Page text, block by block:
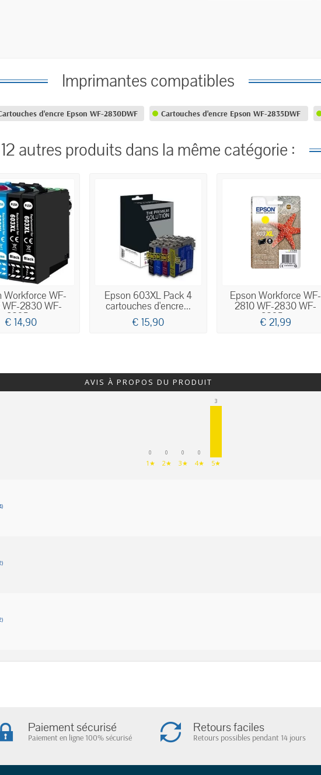
Imprimantes compatibles
d'encre Epson WF-2830DWF Cartouches d'encre Epson WF-2835DWF
12 autres produits dans la même catégorie :
Workforce WF-
WF-2830 WF-
2835...
€ 14,90
Epson 603XL Pack 4
cartouches d'encre...
€ 15,90
Epson Workforce WF-
2810 WF-2830 WF-
2835...
€ 21,99
AVIS À PROPOS DU PRODUIT
0
1★
0
2★
0
3★
0
4★
3
5★
Paiement sécurisé
Paiement en ligne 100% sécurisé
Retours faciles
Retours possibles pendant 14 jours